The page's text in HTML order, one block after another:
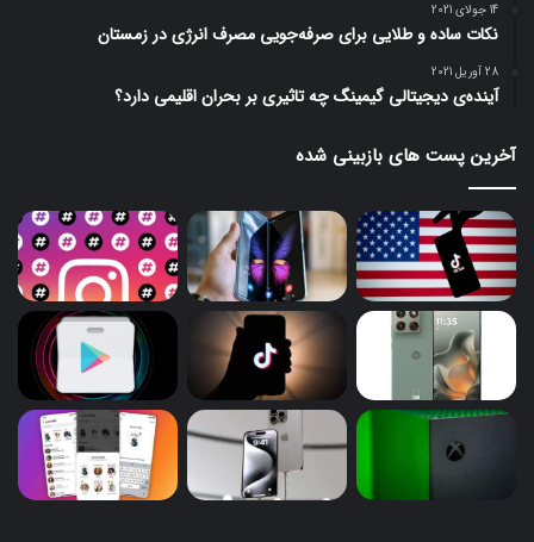
14 جولای 2021
نکات ساده و طلایی برای صرفه‌جویی مصرف انرژی در زمستان
28 آوریل 2021
آینده‌ی دیجیتالی گیمینگ چه تاثیری بر بحران اقلیمی دارد؟
آخرین پست های بازبینی شده